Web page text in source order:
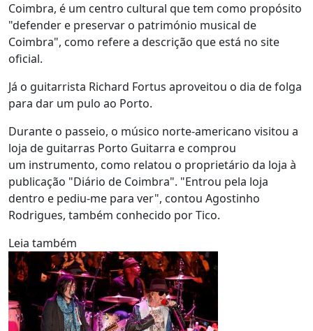
Coimbra, é um centro cultural que tem como propósito
"defender e preservar o património musical de
Coimbra", como refere a descrição que está no site
oficial.
Já o guitarrista Richard Fortus aproveitou o dia de folga
para dar um pulo ao Porto.
Durante o passeio, o músico norte-americano visitou a
loja de guitarras Porto Guitarra e comprou
um instrumento, como relatou o proprietário da loja à
publicação "Diário de Coimbra". "Entrou pela loja
dentro e pediu-me para ver", contou Agostinho
Rodrigues, também conhecido por Tico.
Leia também